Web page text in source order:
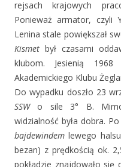
rejsach krajowych
Ponieważ armator, czyli
Lenina stale powiększał
Kismet był czasami
klubom. Jesienią
Akademickiego Klubu
Do wypadku doszło 23
SSWo sile 3° B. Mimo
widzialność była dobra.
bajdewindem lewego
bezan) z prędkością ok.
pokładzie znajdowało się